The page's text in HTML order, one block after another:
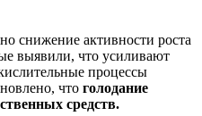
снижение активности роста
выявили, что усиливают
процессы
что голодание
средств.